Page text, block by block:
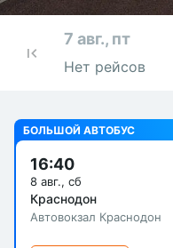
7 авг., пт
Нет рейсов
БОЛЬШОЙ АВТОБУС
16:40
8 авг., сб
Краснодон
Автовокзал Краснодон